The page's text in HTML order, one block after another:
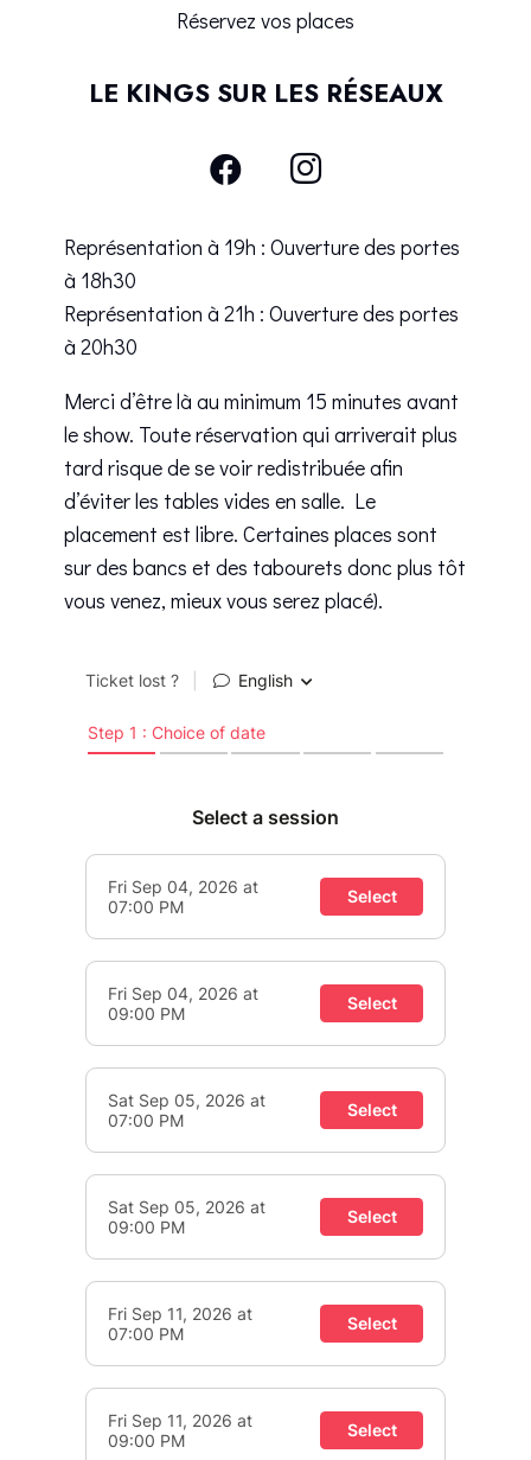
Réservez vos places
LE KINGS SUR LES RÉSEAUX
Représentation à 19h : Ouverture des portes
à 18h30
Représentation à 21h : Ouverture des portes
à 20h30
Merci d’être là au minimum 15 minutes avant
le show. Toute réservation qui arriverait plus
tard risque de se voir redistribuée afin
d’éviter les tables vides en salle. Le
placement est libre. Certaines places sont
sur des bancs et des tabourets donc plus tôt
vous venez, mieux vous serez placé).